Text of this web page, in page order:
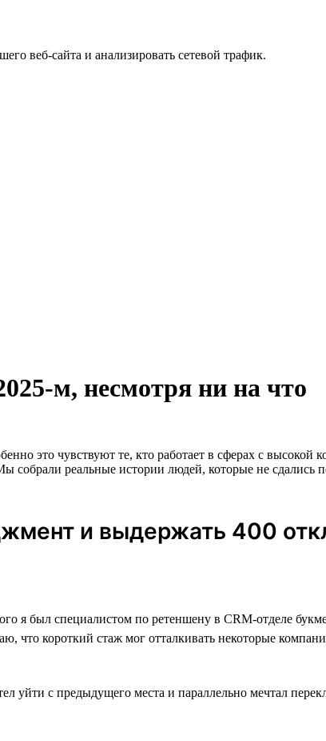
веб-сайта и анализировать сетевой трафик.
м, несмотря ни на что
это чувствуют те, кто работает в сферах с
собрали реальные истории людей, которые не
и выдержать 400
я был специалистом по ретеншену в CRM-отделе
что короткий стаж мог отталкивать некоторые
уйти с предыдущего места и параллельно мечтал